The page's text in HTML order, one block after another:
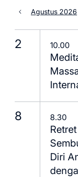
Agustus 2026
2 10.00
8 8.30
Diri